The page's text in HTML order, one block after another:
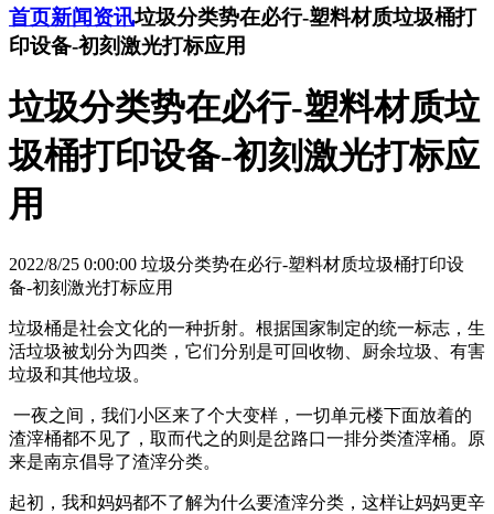
首页新闻资讯垃圾分类势在必行-塑料材质垃圾桶打
印设备-初刻激光打标应用
垃圾分类势在必行-塑料材质垃
圾桶打印设备-初刻激光打标应
用
2022/8/25 0:00:00 垃圾分类势在必行-塑料材质垃圾桶打印设
备-初刻激光打标应用
垃圾桶是社会文化的一种折射。根据国家制定的统一标志，生
活垃圾被划分为四类，它们分别是可回收物、厨余垃圾、有害
垃圾和其他垃圾。
一夜之间，我们小区来了个大变样，一切单元楼下面放着的
渣滓桶都不见了，取而代之的则是岔路口一排分类渣滓桶。原
来是南京倡导了渣滓分类。
起初，我和妈妈都不了解为什么要渣滓分类，这样让妈妈更辛